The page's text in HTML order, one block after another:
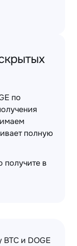
по
полную
получите в
и DOGE